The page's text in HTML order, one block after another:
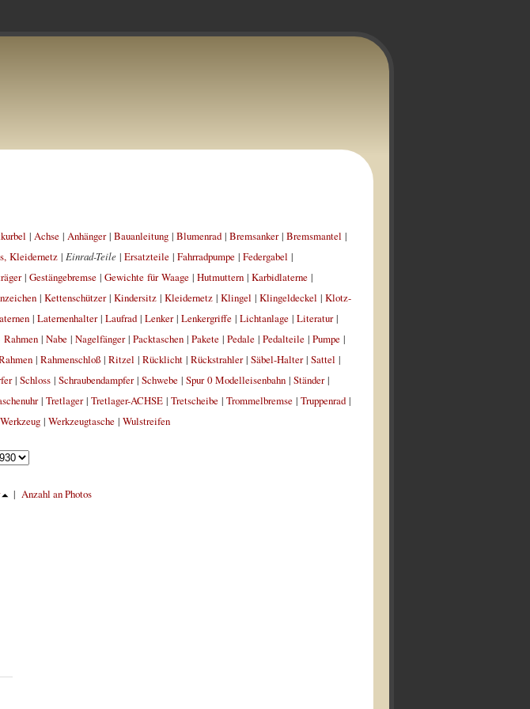
| Achse| Anhänger| Bauanleitung| Blumenrad| Bremsanker| Bremsmantel |
Kleidernetz| Einrad-Teile| Ersatzteile| Fahrradpumpe| Federgabel |
| Gestängebremse| Gewichte für Waage| Hutmuttern| Karbidlaterne|
| Kettenschützer| Kindersitz| Kleidernetz| Klingel | Klingeldeckel | Klotz-
| Laternenhalter| Laufrad| Lenker| Lenkergriffe| Lichtanlage| Literatur|
| Nabe| Nagelfänger| Packtaschen| Pakete| Pedale| Pedalteile| Pumpe|
| Rahmenschloß| Ritzel | Rücklicht| Rückstrahler| Säbel-Halter| Sattel |
| Schloss| Schraubendampfer| Schwebe| Spur 0 Modelleisenbahn| Ständer|
| Tretlager| Tretlager-ACHSE| Tretscheibe| Trommelbremse| Truppenrad|
Werkzeug| Werkzeugtasche| Wulstreifen
| Anzahl an Photos